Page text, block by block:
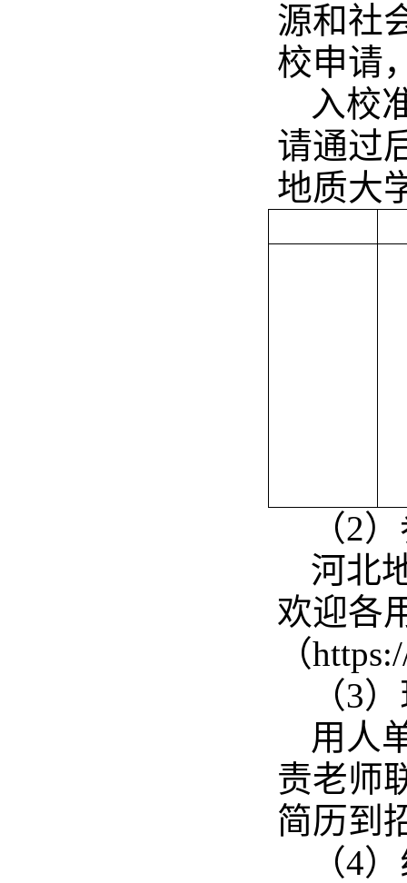
源和社
校申请
入校
请通过
地质大
（2
河北
欢迎各
（
（3
用人
责老师
简历到
（4